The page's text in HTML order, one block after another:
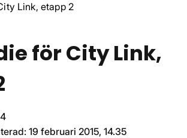
Link, etapp 2
för City Link,
19 februari 2015, 14.35